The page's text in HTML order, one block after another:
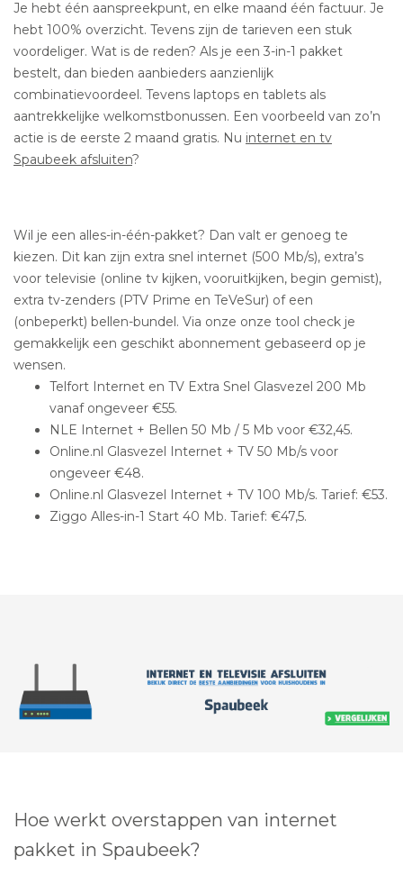
Je hebt één aanspreekpunt, en elke maand één factuur. Je
hebt 100% overzicht. Tevens zijn de tarieven een stuk
voordeliger. Wat is de reden? Als je een 3-in-1 pakket
bestelt, dan bieden aanbieders aanzienlijk
combinatievoordeel. Tevens laptops en tablets als
aantrekkelijke welkomstbonussen. Een voorbeeld van zo’n
actie is de eerste 2 maand gratis. Nu internet en tv
Spaubeek afsluiten?
Wil je een alles-in-één-pakket? Dan valt er genoeg te
kiezen. Dit kan zijn extra snel internet (500 Mb/s), extra’s
voor televisie (online tv kijken, vooruitkijken, begin gemist),
extra tv-zenders (PTV Prime en TeVeSur) of een
(onbeperkt) bellen-bundel. Via onze onze tool check je
gemakkelijk een geschikt abonnement gebaseerd op je
wensen.
Telfort Internet en TV Extra Snel Glasvezel 200 Mb
vanaf ongeveer €55.
NLE Internet + Bellen 50 Mb / 5 Mb voor €32,45.
Online.nl Glasvezel Internet + TV 50 Mb/s voor
ongeveer €48.
Online.nl Glasvezel Internet + TV 100 Mb/s. Tarief: €53.
Ziggo Alles-in-1 Start 40 Mb. Tarief: €47,5.
Hoe werkt overstappen van internet
pakket in Spaubeek?